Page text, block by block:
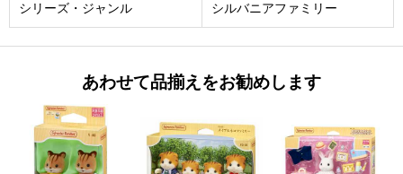
シリーズ・ジャンル シルバニアファミリー
あわせて品揃えをお勧めします